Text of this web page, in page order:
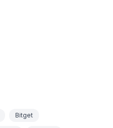
Bitget